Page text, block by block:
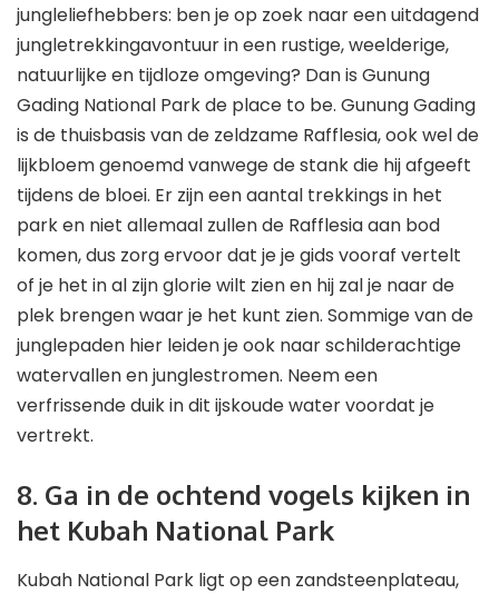
jungleliefhebbers: ben je op zoek naar een uitdagend
jungletrekkingavontuur in een rustige, weelderige,
natuurlijke en tijdloze omgeving? Dan is Gunung
Gading National Park de place to be. Gunung Gading
is de thuisbasis van de zeldzame Rafflesia, ook wel de
lijkbloem genoemd vanwege de stank die hij afgeeft
tijdens de bloei. Er zijn een aantal trekkings in het
park en niet allemaal zullen de Rafflesia aan bod
komen, dus zorg ervoor dat je je gids vooraf vertelt
of je het in al zijn glorie wilt zien en hij zal je naar de
plek brengen waar je het kunt zien. Sommige van de
junglepaden hier leiden je ook naar schilderachtige
watervallen en junglestromen. Neem een
verfrissende duik in dit ijskoude water voordat je
vertrekt.
8. Ga in de ochtend vogels kijken in
het Kubah National Park
Kubah National Park ligt op een zandsteenplateau,